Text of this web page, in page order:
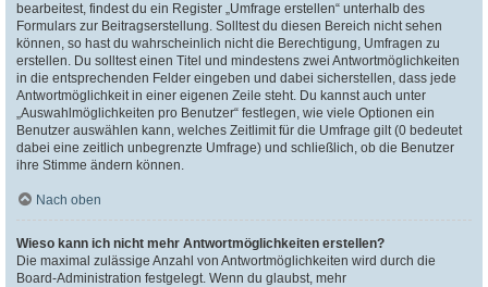
bearbeitest, findest du ein Register „Umfrage erstellen“ unterhalb des
Formulars zur Beitragserstellung. Solltest du diesen Bereich nicht sehen
können, so hast du wahrscheinlich nicht die Berechtigung, Umfragen zu
erstellen. Du solltest einen Titel und mindestens zwei Antwortmöglichkeiten
in die entsprechenden Felder eingeben und dabei sicherstellen, dass jede
Antwortmöglichkeit in einer eigenen Zeile steht. Du kannst auch unter
„Auswahlmöglichkeiten pro Benutzer“ festlegen, wie viele Optionen ein
Benutzer auswählen kann, welches Zeitlimit für die Umfrage gilt (0 bedeutet
dabei eine zeitlich unbegrenzte Umfrage) und schließlich, ob die Benutzer
ihre Stimme ändern können.
Nach oben
Wieso kann ich nicht mehr Antwortmöglichkeiten erstellen?
Die maximal zulässige Anzahl von Antwortmöglichkeiten wird durch die
Board-Administration festgelegt. Wenn du glaubst, mehr